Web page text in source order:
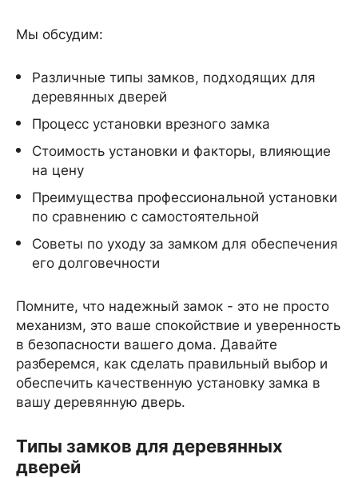
Мы обсудим:
Различные типы замков, подходящих для
деревянных дверей
Процесс установки врезного замка
Стоимость установки и факторы, влияющие
на цену
Преимущества профессиональной установки
по сравнению с самостоятельной
Советы по уходу за замком для обеспечения
его долговечности
Помните, что надежный замок - это не просто
механизм, это ваше спокойствие и уверенность
в безопасности вашего дома. Давайте
разберемся, как сделать правильный выбор и
обеспечить качественную установку замка в
вашу деревянную дверь.
Типы замков для деревянных
дверей